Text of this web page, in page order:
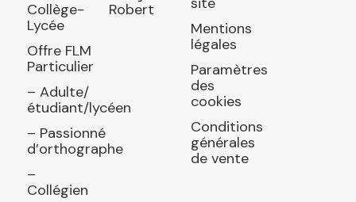
Collège-
Lycée
Offre FLM
Particulier
– Adulte/
étudiant/lycéen
– Passionné
d’orthographe
–
Collégien
Robert
Mentions
légales
Paramètres
des
cookies
Conditions
générales
de vente